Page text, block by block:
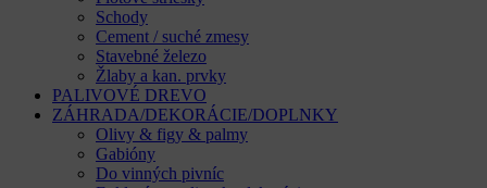
Schody
Cement / suché zmesy
Stavebné železo
Žlaby a kan. prvky
PALIVOVÉ DREVO
ZÁHRADA/DEKORÁCIE/DOPLNKY
Olivy & figy & palmy
Gabióny
Do vinných pivníc